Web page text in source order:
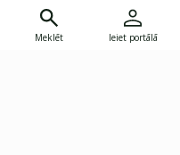
Meklēt Ieiet portālā